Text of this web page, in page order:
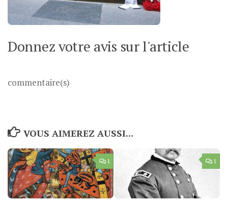
Donnez votre avis sur l'article
commentaire(s)
VOUS AIMEREZ AUSSI...
1 1